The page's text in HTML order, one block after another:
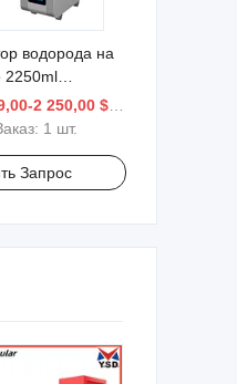
водорода на
2250ml
1500ml
2 250,00 $
1 шт.
Запрос